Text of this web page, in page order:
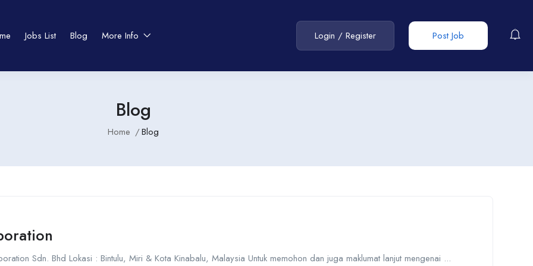
Jobs List Blog More Info Post Job
Login / Register
Blog
Home Blog
Sdn. Bhd Lokasi : Bintulu, Miri & Kota Kinabalu, Malaysia Untuk memohon dan juga maklumat lanjut mengenai ...